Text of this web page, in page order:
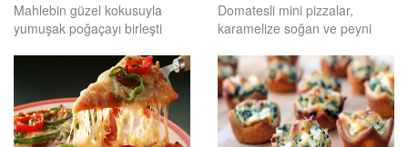
Mahlebin güzel kokusuyla
yumuşak poğaçayı birleşti
Domatesli mini pizzalar,
karamelize soğan ve peyni